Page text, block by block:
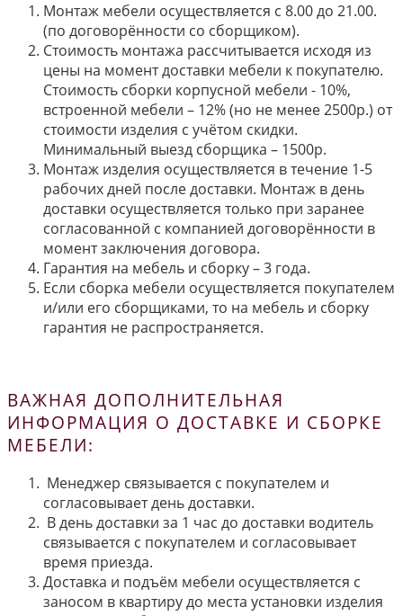
Монтаж мебели осуществляется с 8.00 до 21.00.
(по договорённости со сборщиком).
Стоимость монтажа рассчитывается исходя из
цены на момент доставки мебели к покупателю.
Стоимость сборки корпусной мебели - 10%,
встроенной мебели – 12% (но не менее 2500р.) от
стоимости изделия с учётом скидки.
Минимальный выезд сборщика – 1500р.
Монтаж изделия осуществляется в течение 1-5
рабочих дней после доставки. Монтаж в день
доставки осуществляется только при заранее
согласованной с компанией договорённости в
момент заключения договора.
Гарантия на мебель и сборку – 3 года.
Если сборка мебели осуществляется покупателем
и/или его сборщиками, то на мебель и сборку
гарантия не распространяется.
ВАЖНАЯ ДОПОЛНИТЕЛЬНАЯ
ИНФОРМАЦИЯ О ДОСТАВКЕ И СБОРКЕ
МЕБЕЛИ:
Менеджер связывается с покупателем и
согласовывает день доставки.
В день доставки за 1 час до доставки водитель
связывается с покупателем и согласовывает
время приезда.
Доставка и подъём мебели осуществляется с
заносом в квартиру до места установки изделия